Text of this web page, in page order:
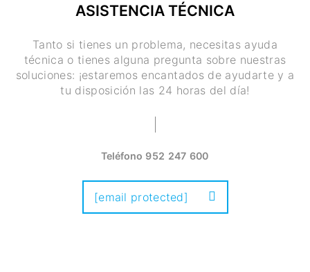
ASISTENCIA TÉCNICA
Tanto si tienes un problema, necesitas ayuda
técnica o tienes alguna pregunta sobre nuestras
soluciones: ¡estaremos encantados de ayudarte y a
tu disposición las 24 horas del día!
Teléfono 952 247 600
[email protected]